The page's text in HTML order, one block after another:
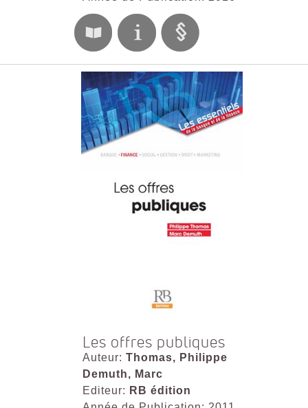
Les offres publiques
Auteur: Thomas, Philippe
Demuth, Marc
Editeur: RB édition